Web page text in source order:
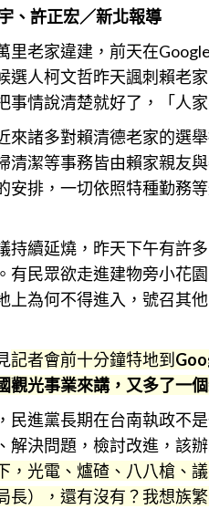
、許正宏／新北報導
里老家違建，前天在
選人柯文哲昨天諷刺賴老
事情說清楚就好了，「人
來諸多對賴清德老家的選
清潔等事務皆由賴家親友
安排，一切依照特種勤務
持續延燒，昨天下午有許
有民眾欲走進建物旁小花
上為何不得進入，號召其
記者會前十分鐘特地到
觀光事業來講，又多了一
民進黨長期在台南執政不
解決問題，檢討改進，該
，光電、爐碴、八八槍、
長），還有沒有？我想族